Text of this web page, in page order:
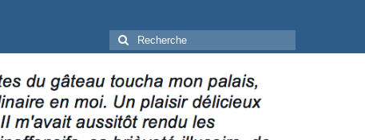
Rechercher
: